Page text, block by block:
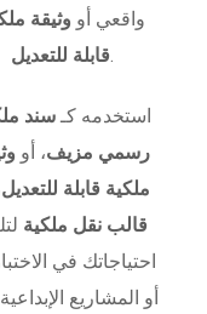
واقعي أو وثيقة
قابلة للتعديل.
استخدمه كـسند
رسمي مزيف، أو
ملكية قابلة للتعديل
قالب نقل ملكية
احتياجاتك في
أو المشاريع